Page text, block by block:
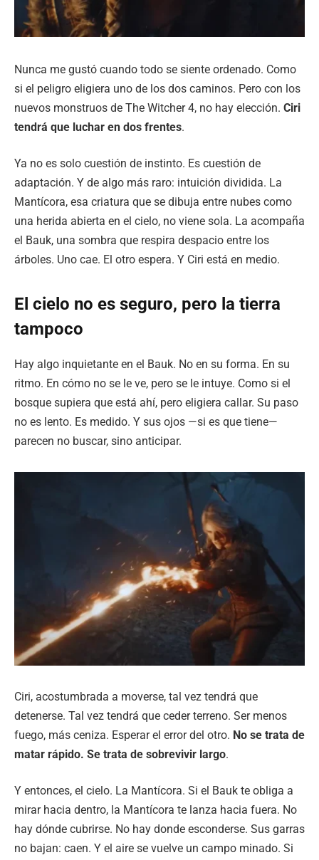
Nunca me gustó cuando todo se siente ordenado. Como
si el peligro eligiera uno de los dos caminos. Pero con los
nuevos monstruos de The Witcher 4, no hay elección. Ciri
tendrá que luchar en dos frentes.
Ya no es solo cuestión de instinto. Es cuestión de
adaptación. Y de algo más raro: intuición dividida. La
Mantícora, esa criatura que se dibuja entre nubes como
una herida abierta en el cielo, no viene sola. La acompaña
el Bauk, una sombra que respira despacio entre los
árboles. Uno cae. El otro espera. Y Ciri está en medio.
El cielo no es seguro, pero la tierra
tampoco
Hay algo inquietante en el Bauk. No en su forma. En su
ritmo. En cómo no se le ve, pero se le intuye. Como si el
bosque supiera que está ahí, pero eligiera callar. Su paso
no es lento. Es medido. Y sus ojos —si es que tiene—
parecen no buscar, sino anticipar.
Ciri, acostumbrada a moverse, tal vez tendrá que
detenerse. Tal vez tendrá que ceder terreno. Ser menos
fuego, más ceniza. Esperar el error del otro. No se trata de
matar rápido. Se trata de sobrevivir largo.
Y entonces, el cielo. La Mantícora. Si el Bauk te obliga a
mirar hacia dentro, la Mantícora te lanza hacia fuera. No
hay dónde cubrirse. No hay donde esconderse. Sus garras
no bajan: caen. Y el aire se vuelve un campo minado. Si